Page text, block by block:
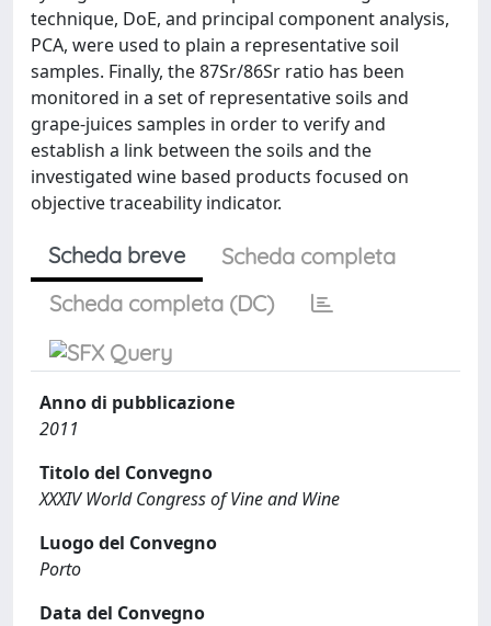
technique, DoE, and principal component analysis,
PCA, were used to plain a representative soil
samples. Finally, the 87Sr/86Sr ratio has been
monitored in a set of representative soils and
grape-juices samples in order to verify and
establish a link between the soils and the
investigated wine based products focused on
objective traceability indicator.
Scheda breve
Scheda completa
Scheda completa (DC)
Anno di pubblicazione
2011
Titolo del Convegno
XXXIV World Congress of Vine and Wine
Luogo del Convegno
Porto
Data del Convegno